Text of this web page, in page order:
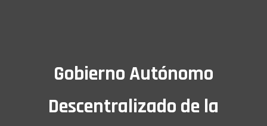
Gobierno Autónomo
Descentralizado de la